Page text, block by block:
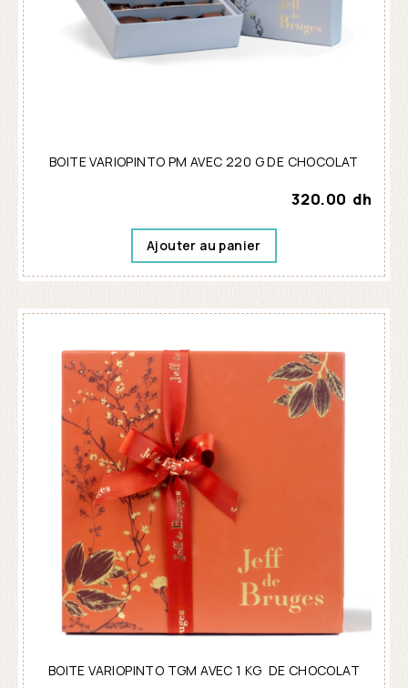
BOITE VARIOPINTO PM AVEC 220 G DE CHOCOLAT
320.00 dh
Ajouter au panier
BOITE VARIOPINTO TGM AVEC 1 KG DE CHOCOLAT